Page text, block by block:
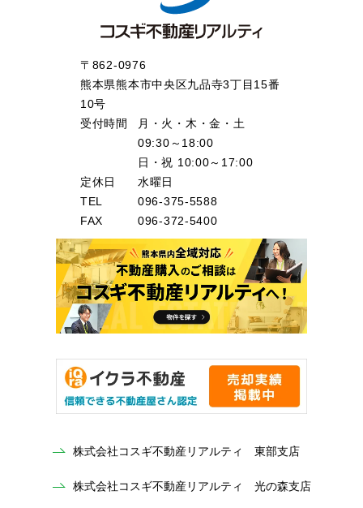
〒862-0976
熊本県熊本市中央区九品寺3丁目15番
10号
受付時間
月・火・木・金・土
09:30～18:00
日・祝 10:00～17:00
定休日
水曜日
TEL
096-375-5588
FAX
096-372-5400
株式会社コスギ不動産リアルティ 東部支店
株式会社コスギ不動産リアルティ 光の森支店